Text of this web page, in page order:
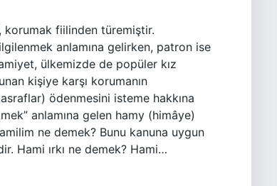
korumak fiilinden türemiştir.
anlamına gelirken, patron ise
ülkemizde de popüler kız
kişiye karşı korumanın
ödenmesini isteme hakkına
anlamına gelen hamy (himâye)
ne demek? Bunu kanuna uygun
Hami ırkı ne demek? Hami…